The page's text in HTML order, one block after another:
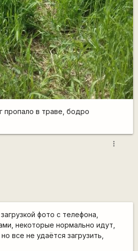
пропало в траве, бодро
more_vert
фото с телефона,
некоторые нормально идут,
все не удаётся загрузить,